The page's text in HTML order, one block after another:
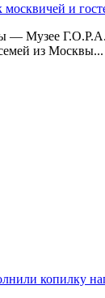
москвичей и
— Музее
из Москвы...
копилку